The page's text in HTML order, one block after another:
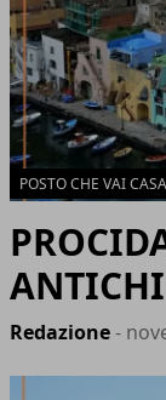
POSTO CHE VAI
ANTICHI
Redazione-